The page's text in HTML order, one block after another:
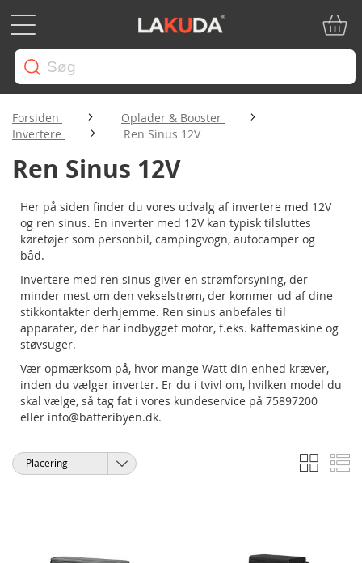
Forsiden
Oplader & Booster
Invertere
Ren Sinus 12V
Ren Sinus 12V
Her på siden finder du vores udvalg af invertere med 12V
og ren sinus. En inverter med 12V kan typisk tilsluttes
køretøjer som personbil, campingvogn, autocamper og
båd.
Invertere med ren sinus giver en strømforsyning, der
minder mest om den vekselstrøm, der kommer ud af dine
stikkontakter derhjemme. Ren sinus anbefales til
apparater, der har indbygget motor, f.eks. kaffemaskine og
støvsuger.
Vær opmærksom på, hvor mange Watt din enhed kræver,
inden du vælger inverter. Er du i tvivl om, hvilken model du
skal vælge, så tag fat i vores kundeservice på 75897200
eller info@batteribyen.dk.
Vis
som
Gitter
Sorter